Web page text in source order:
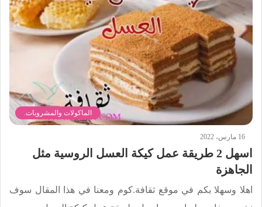
الماكولات والمشروبات.
16 مارس، 2022
اسهل 2 طريقة عمل كيكة العسل الروسية مثل
الجاهزة
اهلا وسهلا بكم في موقع ثقافة.كوم ومعنا في هذا المقال سوف